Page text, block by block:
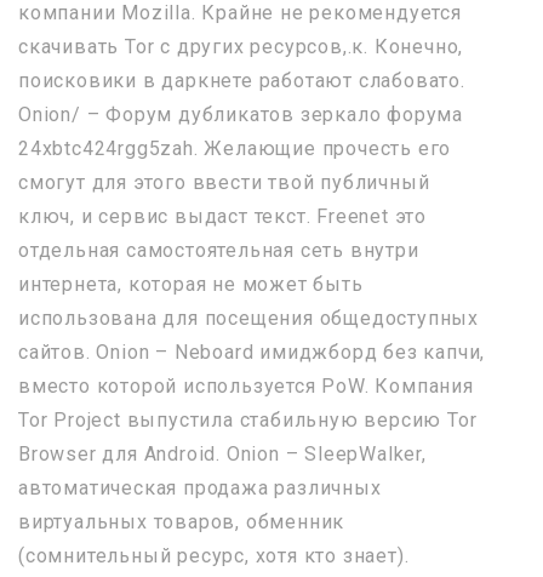
компании Mozilla. Крайне не рекомендуется
скачивать Tor с других ресурсов,.к. Конечно,
поисковики в даркнете работают слабовато.
Onion/ – Форум дубликатов зеркало форума
24xbtc424rgg5zah. Желающие прочесть его
смогут для этого ввести твой публичный
ключ, и сервис выдаст текст. Freenet это
отдельная самостоятельная сеть внутри
интернета, которая не может быть
использована для посещения общедоступных
сайтов. Onion – Neboard имиджборд без капчи,
вместо которой используется PoW. Компания
Tor Project выпустила стабильную версию Tor
Browser для Android. Onion – SleepWalker,
автоматическая продажа различных
виртуальных товаров, обменник
(сомнительный ресурс, хотя кто знает).